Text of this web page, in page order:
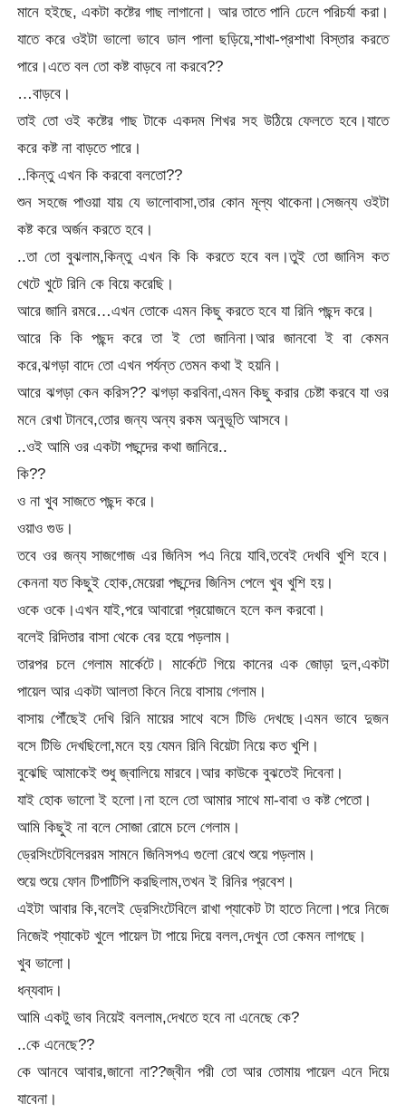
মানে হইছে, একটা কষ্টের গাছ লাগানো। আর তাতে পানি ঢেলে পরিচর্যা করা।
যাতে করে ওইটা ভালো ভাবে ডাল পালা ছড়িয়ে,শাখা-প্রশাখা বিস্তার করতে
পারে।এতে বল তো কষ্ট বাড়বে না করবে??
…বাড়বে।
তাই তো ওই কষ্টের গাছ টাকে একদম শিখর সহ উঠিয়ে ফেলতে হবে।যাতে
করে কষ্ট না বাড়তে পারে।
..কিন্তু এখন কি করবো বলতো??
শুন সহজে পাওয়া যায় যে ভালোবাসা,তার কোন মূল্য থাকেনা।সেজন্য ওইটা
কষ্ট করে অর্জন করতে হবে।
..তা তো বুঝলাম,কিন্তু এখন কি কি করতে হবে বল।তুই তো জানিস কত
খেটে খুটে রিনি কে বিয়ে করেছি।
আরে জানি রমরে…এখন তোকে এমন কিছু করতে হবে যা রিনি পছন্দ করে।
আরে কি কি পছন্দ করে তা ই তো জানিনা।আর জানবো ই বা কেমন
করে,ঝগড়া বাদে তো এখন পর্যন্ত তেমন কথা ই হয়নি।
আরে ঝগড়া কেন করিস?? ঝগড়া করবিনা,এমন কিছু করার চেষ্টা করবে যা ওর
মনে রেখা টানবে,তোর জন্য অন্য রকম অনুভূতি আসবে।
..ওই আমি ওর একটা পছন্দের কথা জানিরে..
কি??
ও না খুব সাজতে পছন্দ করে।
ওয়াও গুড।
তবে ওর জন্য সাজগোজ এর জিনিস পএ নিয়ে যাবি,তবেই দেখবি খুশি হবে।
কেননা যত কিছুই হোক,মেয়েরা পছন্দের জিনিস পেলে খুব খুশি হয়।
ওকে ওকে।এখন যাই,পরে আবারো প্রয়োজনে হলে কল করবো।
বলেই রিদিতার বাসা থেকে বের হয়ে পড়লাম।
তারপর চলে গেলাম মার্কেটে। মার্কেটে গিয়ে কানের এক জোড়া দুল,একটা
পায়েল আর একটা আলতা কিনে নিয়ে বাসায় গেলাম।
বাসায় পৌঁছেই দেখি রিনি মায়ের সাথে বসে টিভি দেখছে।এমন ভাবে দুজন
বসে টিভি দেখছিলো,মনে হয় যেমন রিনি বিয়েটা নিয়ে কত খুশি।
বুঝেছি আমাকেই শুধু জ্বালিয়ে মারবে।আর কাউকে বুঝতেই দিবেনা।
যাই হোক ভালো ই হলো।না হলে তো আমার সাথে মা-বাবা ও কষ্ট পেতো।
আমি কিছুই না বলে সোজা রোমে চলে গেলাম।
ড্রেসিংটেবিলেররম সামনে জিনিসপএ গুলো রেখে শুয়ে পড়লাম।
শুয়ে শুয়ে ফোন টিপাটিপি করছিলাম,তখন ই রিনির প্রবেশ।
এইটা আবার কি,বলেই ড্রেসিংটেবিলে রাখা প্যাকেট টা হাতে নিলো।পরে নিজে
নিজেই প্যাকেট খুলে পায়েল টা পায়ে দিয়ে বলল,দেখুন তো কেমন লাগছে।
খুব ভালো।
ধন্যবাদ।
আমি একটু ভাব নিয়েই বললাম,দেখতে হবে না এনেছে কে?
..কে এনেছে??
কে আনবে আবার,জানো না??জ্বীন পরী তো আর তোমায় পায়েল এনে দিয়ে
যাবেনা।